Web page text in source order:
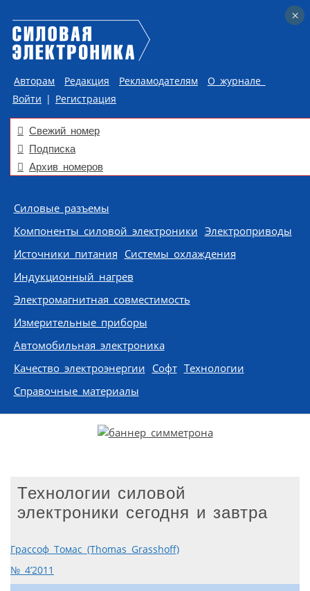
Авторам Редакция Рекламодателям
О журнале
Войти | Регистрация
Свежий номер
Подписка
Архив номеров
Skip to content
Силовые разъемы
Компоненты силовой электроники Электроприводы
Источники питания Системы охлаждения
Индукционный нагрев
Электромагнитная совместимость
Измерительные приборы
Автомобильная электроника
Качество электроэнергии Софт Технологии
Справочные материалы
Технологии силовой
электроники сегодня и завтра
Грассоф Томас (Thomas Grasshoff)
№ 4’2011
×
×